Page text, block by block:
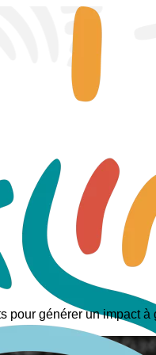
pour générer un impact